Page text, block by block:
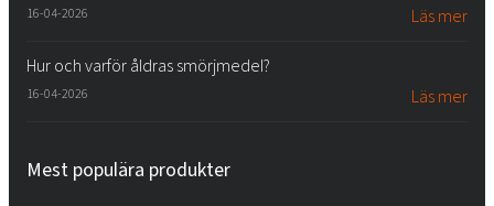
16-04-2026 Läs mer
Hur och varför åldras smörjmedel?
16-04-2026 Läs mer
Mest populära produkter